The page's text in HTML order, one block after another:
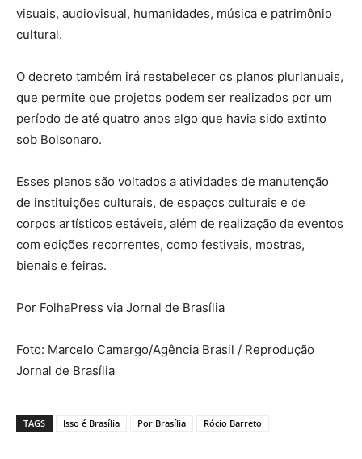
visuais, audiovisual, humanidades, música e patrimônio
cultural.
O decreto também irá restabelecer os planos plurianuais,
que permite que projetos podem ser realizados por um
período de até quatro anos algo que havia sido extinto
sob Bolsonaro.
Esses planos são voltados a atividades de manutenção
de instituições culturais, de espaços culturais e de
corpos artísticos estáveis, além de realização de eventos
com edições recorrentes, como festivais, mostras,
bienais e feiras.
Por FolhaPress via Jornal de Brasília
Foto: Marcelo Camargo/Agência Brasil / Reprodução
Jornal de Brasília
TAGS Isso é Brasília Por Brasília Rócio Barreto